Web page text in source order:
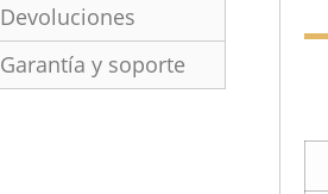
Devoluciones
Garantía y soporte